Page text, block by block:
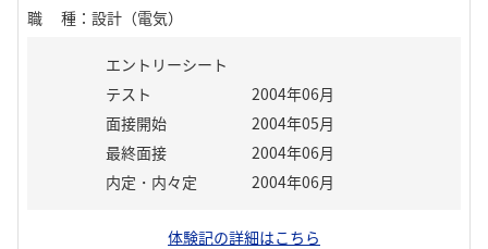
職種 ： 設計（電気）
エントリーシート
テスト
2004年06月
面接開始
2004年05月
最終面接
2004年06月
内定・内々定
2004年06月
体験記の詳細はこちら